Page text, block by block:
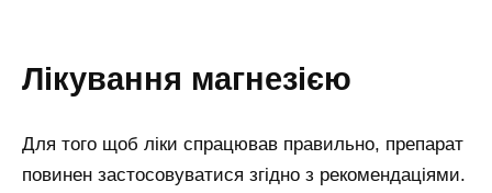
Лікування магнезією
Для того щоб ліки спрацював правильно, препарат
повинен застосовуватися згідно з рекомендаціями.